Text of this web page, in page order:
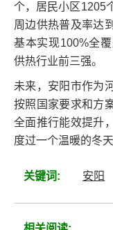
个，居民小区1205
周边供热普及率达
基本实现100%全
供热行业前三强。
未来，安阳市作为
按照国家要求和方
全面推行能效提升
度过一个温暖的冬天
关键词: 安阳